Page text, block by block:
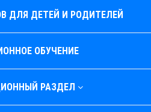
ДЛЯ ДЕТЕЙ И РОДИТЕЛЕЙ
ОБУЧЕНИЕ
РАЗДЕЛ